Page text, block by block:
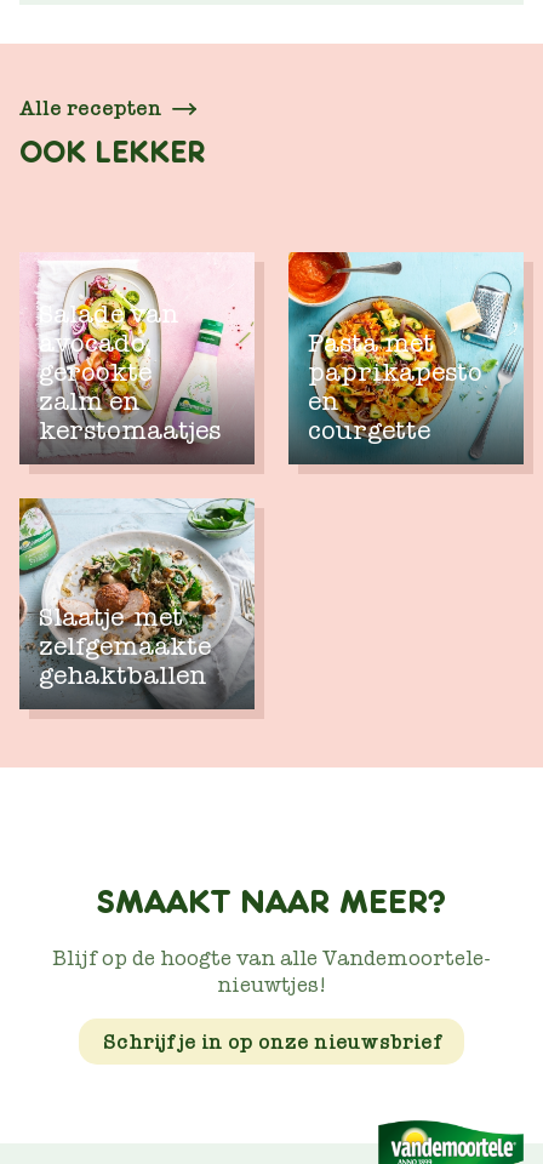
OOK LEKKER
Alle recepten
Salade van
avocado,
gerookte
zalm en
kerstomaatjes
Pasta met
paprikapesto
en
courgette
Slaatje met
zelfgemaakte
gehaktballen
SMAAKT NAAR MEER?
Blijf op de hoogte van alle Vandemoortele-
nieuwtjes!
Schrijf je in op onze nieuwsbrief